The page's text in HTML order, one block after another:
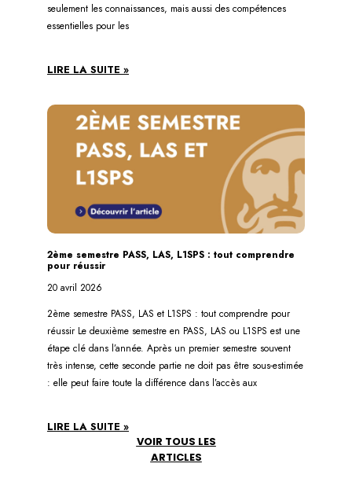
seulement les connaissances, mais aussi des compétences
essentielles pour les
LIRE LA SUITE »
2ème semestre PASS, LAS, L1SPS : tout comprendre
pour réussir
20 avril 2026
2ème semestre PASS, LAS et L1SPS : tout comprendre pour
réussir Le deuxième semestre en PASS, LAS ou L1SPS est une
étape clé dans l’année. Après un premier semestre souvent
très intense, cette seconde partie ne doit pas être sous-estimée
: elle peut faire toute la différence dans l’accès aux
LIRE LA SUITE »
VOIR TOUS LES
ARTICLES